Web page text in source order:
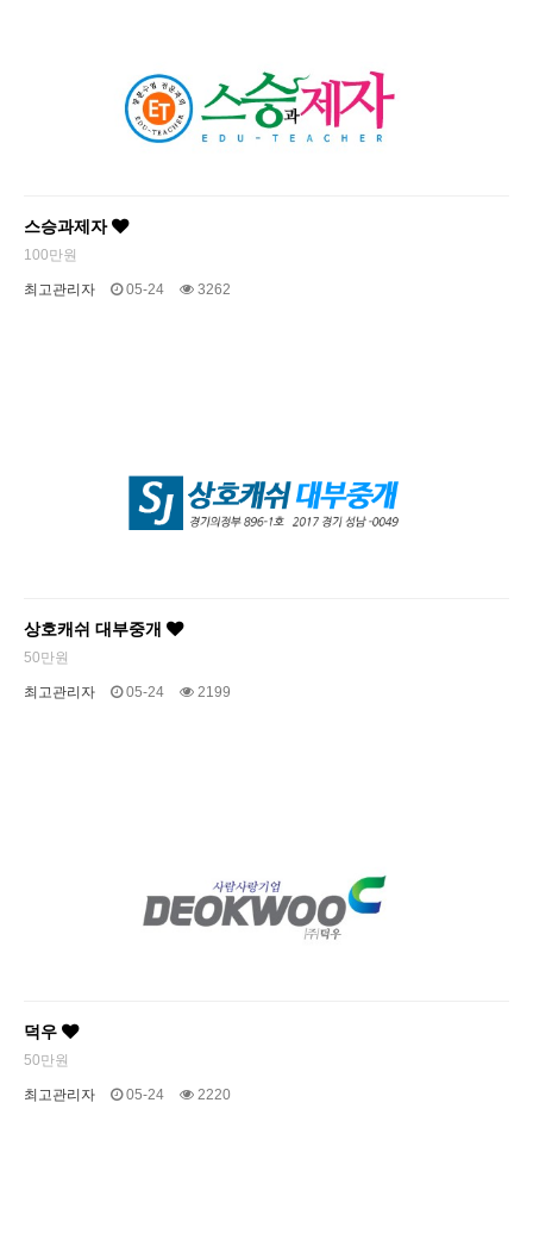
스승과제자
100만원
최고관리자 05-24 3262
상호캐쉬 대부중개
50만원
최고관리자 05-24 2199
덕우
50만원
최고관리자 05-24 2220